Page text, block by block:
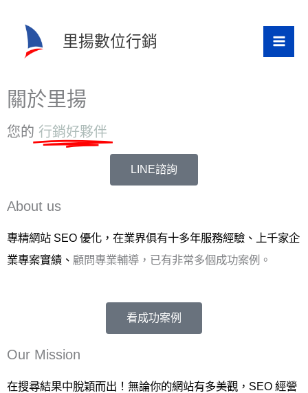
內
里揚數位行銷
關於里揚
您的 行銷好夥伴
LINE諮詢
About us
專精網站 SEO 優化，在業界俱有十多年服務經驗、上千家企
業專案實績、 顧問專業輔導，已有非常多個成功案例。
看成功案例
Our Mission
在搜尋結果中脫穎而出！無論你的網站有多美觀， SEO 經營